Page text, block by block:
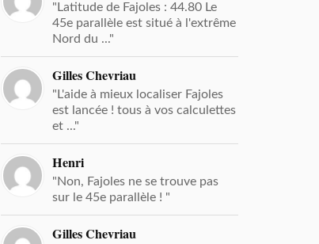
"Latitude de Fajoles : 44.80 Le
45e parallèle est situé à l'extrême
Nord du ..."
Gilles Chevriau
"L'aide à mieux localiser Fajoles
est lancée ! tous à vos calculettes
et ..."
Henri
"Non, Fajoles ne se trouve pas
sur le 45e parallèle ! "
Gilles Chevriau